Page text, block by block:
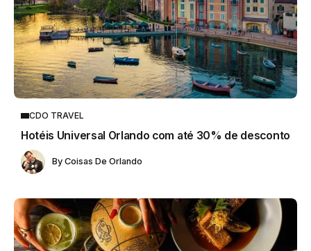
CDO TRAVEL
Hotéis Universal Orlando com até 30% de desconto
By Coisas De Orlando